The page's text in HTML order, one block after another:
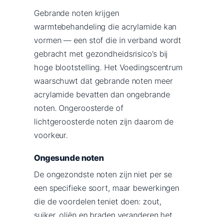
Gebrande noten krijgen
warmtebehandeling die acrylamide kan
vormen — een stof die in verband wordt
gebracht met gezondheidsrisico’s bij
hoge blootstelling. Het Voedingscentrum
waarschuwt dat gebrande noten meer
acrylamide bevatten dan ongebrande
noten. Ongeroosterde of
lichtgeroosterde noten zijn daarom de
voorkeur.
Ongesunde noten
De ongezondste noten zijn niet per se
een specifieke soort, maar bewerkingen
die de voordelen teniet doen: zout,
suiker, oliën en braden veranderen het